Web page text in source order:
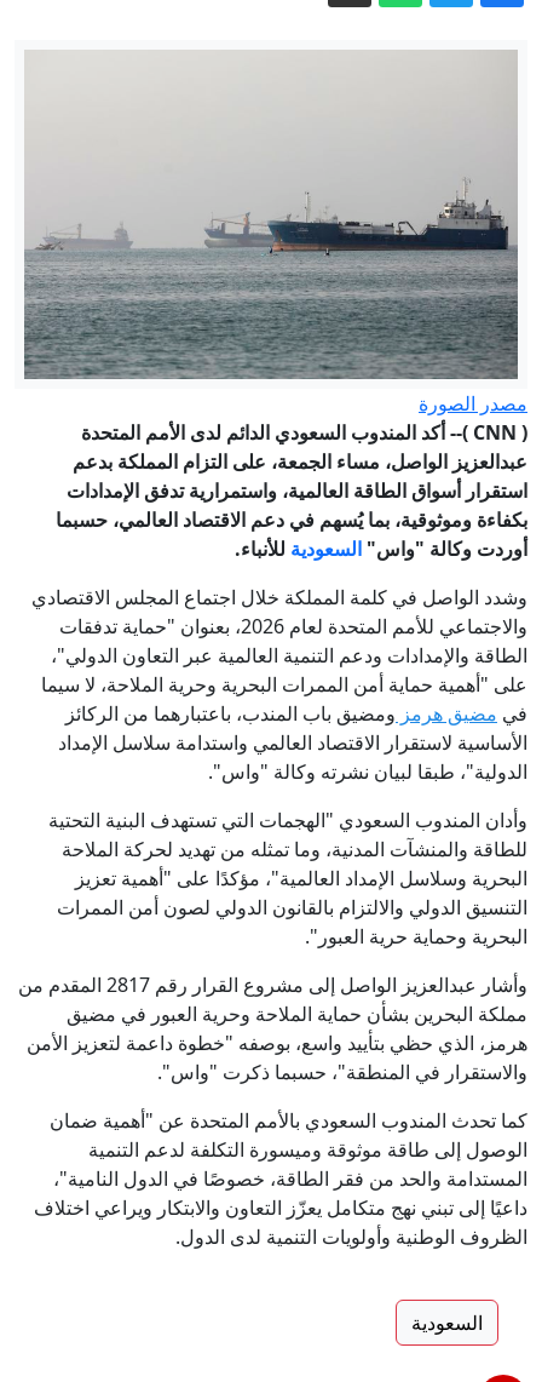
غارات إسرائيلية على جنوب لبنان ومقتل
جنديين إسرائيليين
الدفاع الروسية: استهداف مرافق مرتبطة
بالجيش الأوكراني وإسقاط 1,1 ألف مسيرة
معادية خلال يوم
شريف يترأس وفدا باكستانيا إلى السعودية
في زيارة "تتجاوز أزمات" المنطقة
إيران.. غارات إسرائيلية جنوبي لبنان وترقب
مصدر الصورة
(
CNN )-- أكد المندوب السعودي الدائم لدى الأمم المتحدة
عبدالعزيز الواصل، مساء الجمعة، على التزام المملكة بدعم
استقرار أسواق الطاقة العالمية، واستمرارية تدفق الإمدادات
بكفاءة وموثوقية، بما يُسهم في دعم الاقتصاد العالمي، حسبما
أوردت وكالة "واس" السعودية للأنباء.
وشدد الواصل في كلمة المملكة خلال اجتماع المجلس الاقتصادي
والاجتماعي للأمم المتحدة لعام 2026، بعنوان "حماية تدفقات
الطاقة والإمدادات ودعم التنمية العالمية عبر التعاون الدولي"،
على "أهمية حماية أمن الممرات البحرية وحرية الملاحة، لا سيما
في مضيق هرمز ومضيق باب المندب، باعتبارهما من الركائز
الأساسية لاستقرار الاقتصاد العالمي واستدامة سلاسل الإمداد
الدولية"، طبقا لبيان نشرته وكالة "واس".
وأدان المندوب السعودي "الهجمات التي تستهدف البنية التحتية
للطاقة والمنشآت المدنية، وما تمثله من تهديد لحركة الملاحة
البحرية وسلاسل الإمداد العالمية"، مؤكدًا على "أهمية تعزيز
التنسيق الدولي والالتزام بالقانون الدولي لصون أمن الممرات
البحرية وحماية حرية العبور".
وأشار عبدالعزيز الواصل إلى مشروع القرار رقم 2817 المقدم من
مملكة البحرين بشأن حماية الملاحة وحرية العبور في مضيق
هرمز، الذي حظي بتأييد واسع، بوصفه "خطوة داعمة لتعزيز الأمن
والاستقرار في المنطقة"، حسبما ذكرت "واس".
كما تحدث المندوب السعودي بالأمم المتحدة عن "أهمية ضمان
الوصول إلى طاقة موثوقة وميسورة التكلفة لدعم التنمية
المستدامة والحد من فقر الطاقة، خصوصًا في الدول النامية"،
داعيًا إلى تبني نهج متكامل يعزّز التعاون والابتكار ويراعي اختلاف
الظروف الوطنية وأولويات التنمية لدى الدول.
السعودية